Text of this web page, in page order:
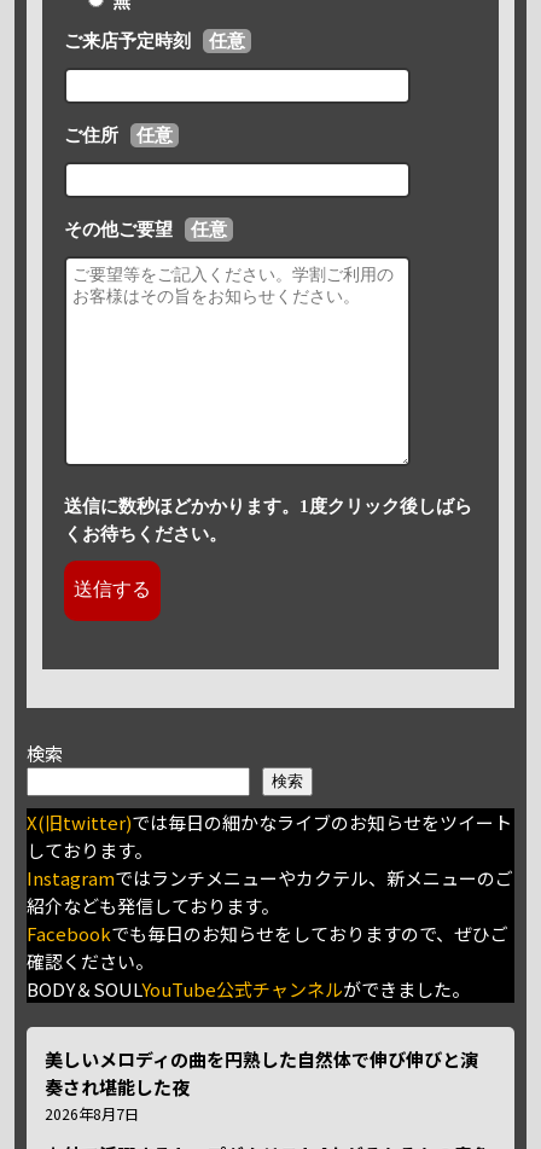
ご来店予定時刻 任意
ご住所 任意
その他ご要望 任意
送信に数秒ほどかかります。1度クリック後しばら
くお待ちください。
検索
検索
X(旧twitter)では毎日の細かなライブのお知らせをツイート
しております。
Instagramではランチメニューやカクテル、新メニューのご
紹介なども発信しております。
Facebookでも毎日のお知らせをしておりますので、ぜひご
確認ください。
BODY＆SOULYouTube公式チャンネルができました。
美しいメロディの曲を円熟した自然体で伸び伸びと演
奏され堪能した夜
2026年8月7日